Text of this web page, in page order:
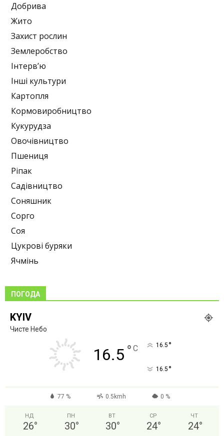
Добрива
Жито
Захист рослин
Землеробство
Інтерв’ю
Інші культури
Картопля
Кормовиробництво
Кукурудза
Овочівництво
Пшениця
Ріпак
Садівництво
Соняшник
Сорго
Соя
Цукрові буряки
Ячмінь
ПОГОДА
KYIV
Чисте Небо
16.5 ° C 16.5 °
16.5 °
77 % 0.5kmh 0 %
НД
26°
ПН
30°
ВТ
30°
СР
24°
ЧТ
24°